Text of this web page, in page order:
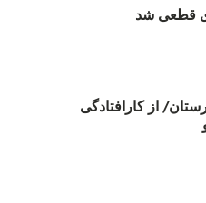
قطعی شد
از کارافتادگی